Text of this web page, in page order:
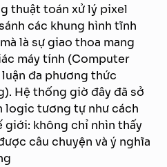
thuật toán xử lý pixel
các khung hình tĩnh
là sự giao thoa mang
máy tính (Computer
đa phương thức
Hệ thống giờ đây đã sở
logic tương tự như cách
giới: không chỉ nhìn thấy
câu chuyện và ý nghĩa